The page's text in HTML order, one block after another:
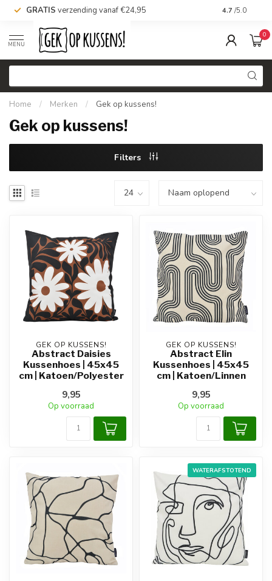
GRATIS verzending vanaf €24,95 Voor 16.00
4.7 /5.0
MENU
0
Home / Merken / Gek op kussens!
Gek op kussens!
Filters
GEK OP KUSSENS!
Abstract Daisies
Kussenhoes | 45x45
cm | Katoen/Polyester
9,95
Op voorraad
GEK OP KUSSENS!
Abstract Elin
Kussenhoes | 45x45
cm | Katoen/Linnen
9,95
Op voorraad
WATERAFSTOTEND